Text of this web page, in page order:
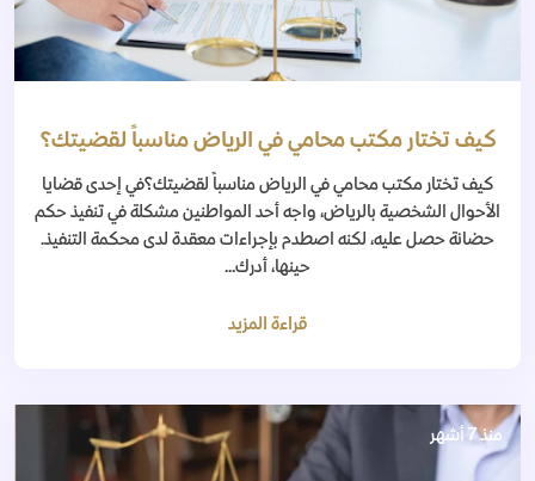
كيف تختار مكتب محامي في الرياض مناسباً لقضيتك؟
كيف تختار مكتب محامي في الرياض مناسباً لقضيتك؟في إحدى قضايا
الأحوال الشخصية بالرياض، واجه أحد المواطنين مشكلة في تنفيذ حكم
حضانة حصل عليه، لكنه اصطدم بإجراءات معقدة لدى محكمة التنفيذ.
حينها، أدرك...
قراءة المزيد
منذ 7 أشهر